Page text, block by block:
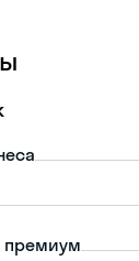
премиум